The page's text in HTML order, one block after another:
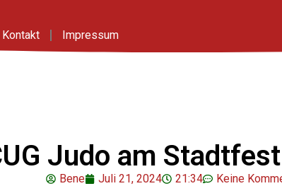
Kontakt Impressum
Judo am
Bene Juli 21, 2024 21:34
Keine